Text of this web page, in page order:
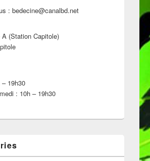
: bedecine@canalbd.net
A (Station Capitole)
19h30
: 10h – 19h30